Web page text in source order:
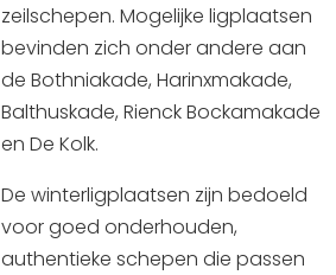
zeilschepen. Mogelijke ligplaatsen
bevinden zich onder andere aan
de Bothniakade, Harinxmakade,
Balthuskade, Rienck Bockamakade
en De Kolk.
De winterligplaatsen zijn bedoeld
voor goed onderhouden,
authentieke schepen die passen